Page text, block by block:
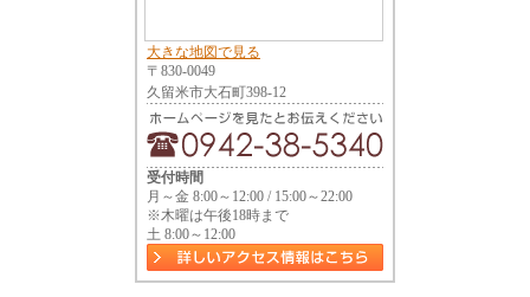
大きな地図で見る
〒830-0049
久留米市大石町398-12
受付時間
月～金 8:00～12:00 / 15:00～22:00
※木曜は午後18時まで
土 8:00～12:00